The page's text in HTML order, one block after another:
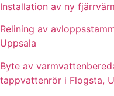
Installation av ny
Relining av
Uppsala
Byte av
tappvattenrör i Flogsta,